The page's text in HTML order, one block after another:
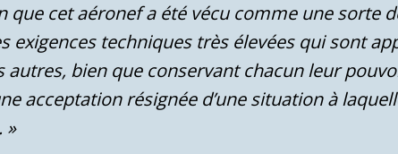
que cet aéronef a été vécu comme une
exigences techniques très élevées qui sont
autres, bien que conservant chacun leur
acceptation résignée d’une situation à
»